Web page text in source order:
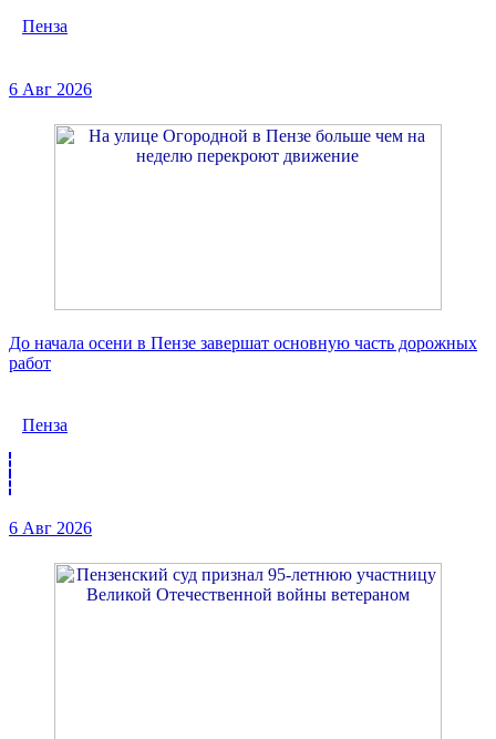
Пенза
6 Авг 2026
До начала осени в Пензе завершат основную часть дорожных
работ
Пенза
6 Авг 2026